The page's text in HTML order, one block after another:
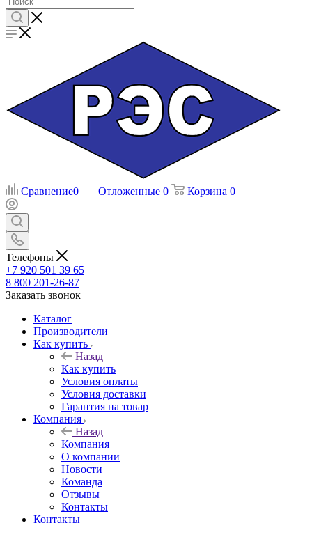
Сравнение0 Отложенные 0 Корзина 0
Телефоны
+7 920 501 39 65
8 800 201-26-87
Заказать звонок
Каталог
Производители
Как купить
Назад
Как купить
Условия оплаты
Условия доставки
Гарантия на товар
Компания
Назад
Компания
О компании
Новости
Команда
Отзывы
Контакты
Контакты